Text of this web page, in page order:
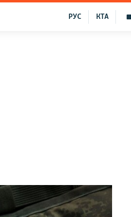
КТА
РУС